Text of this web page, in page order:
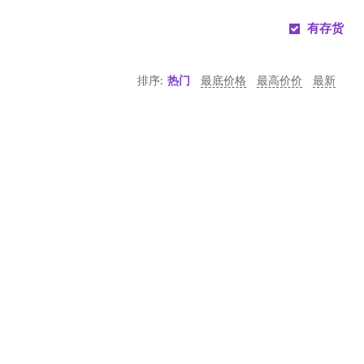
有存货
排序: 热门 最底价格 最高价价 最新